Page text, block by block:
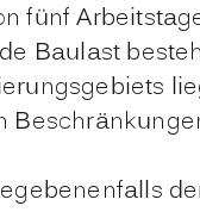
fünf
Baulast